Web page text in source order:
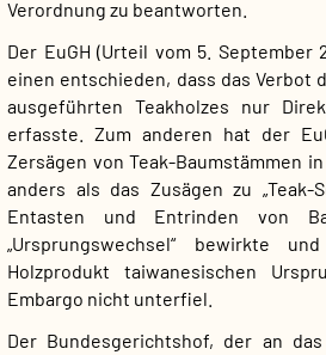
Verordnung zu beantworten.
Der EuGH (Urteil vom 5. September
einen entschieden, dass das Verbot
ausgeführten Teakholzes nur
erfasste. Zum anderen hat der
Zersägen von Teak-Baumstämmen
anders als das Zusägen zu „Teak-
Entasten und Entrinden von
„Ursprungswechsel“ bewirkte
Holzprodukt taiwanesischen
Embargo nicht unterfiel.
Der Bundesgerichtshof, der an